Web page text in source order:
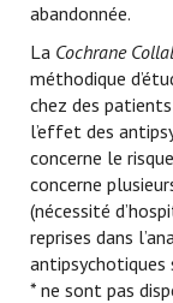
abandonnée.
La Cochrane
méthodique
chez des
l’effet des
concerne le
concerne
(nécessité
reprises dans
antipsychotiques
* ne sont pas